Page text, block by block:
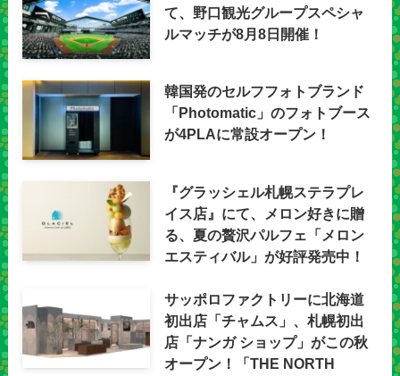
て、野口観光グループスペシャ
ルマッチが8月8日開催！
韓国発のセルフフォトブランド
「Photomatic」のフォトブース
が4PLAに常設オープン！
『グラッシェル札幌ステラプレ
イス店』にて、メロン好きに贈
る、夏の贅沢パルフェ「メロン
エスティバル」が好評発売中！
サッポロファクトリーに北海道
初出店「チャムス」、札幌初出
店「ナンガ ショップ」がこの秋
オープン！「THE NORTH